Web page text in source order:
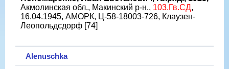
Акмолинская обл., Макинский р-н., 103.Гв.СД,
16.04.1945, АМОРК, Ц-58-18003-726, Клаузен-
Леопольдсдорф [74]
Alenuschka